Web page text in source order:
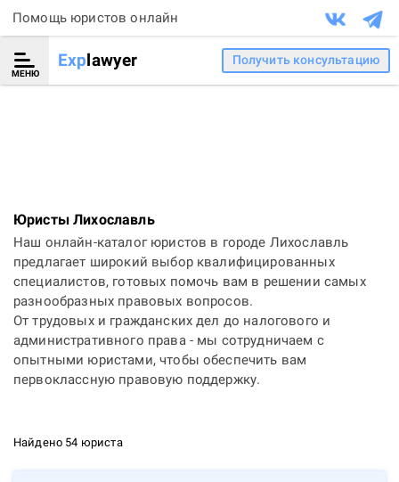
Помощь юристов онлайн
МЕНЮ
Explawyer Получить консультацию
Юристы Лихославль
Наш онлайн-каталог юристов в городе Лихославль
предлагает широкий выбор квалифицированных
специалистов, готовых помочь вам в решении самых
разнообразных правовых вопросов.
От трудовых и гражданских дел до налогового и
административного права - мы сотрудничаем с
опытными юристами, чтобы обеспечить вам
первоклассную правовую поддержку.
Найдено 54 юриста